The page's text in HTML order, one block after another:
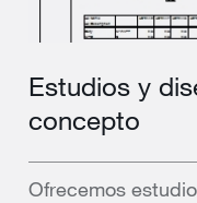
Estudios y
concepto
Ofrecemos